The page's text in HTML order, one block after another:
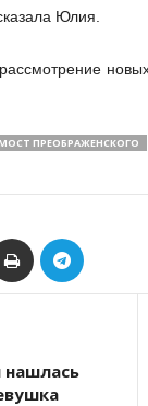
Юлия.
ПРЕОБРАЖЕНСКОГО
нашлась